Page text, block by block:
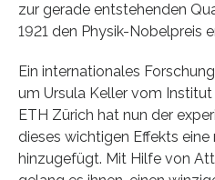
zur gerade entstehenden
1921 den Physik-Nobelpreis
Ein internationales
um Ursula Keller vom
ETH Zürich hat nun der
dieses wichtigen Effekts eine
hinzugefügt. Mit Hilfe von